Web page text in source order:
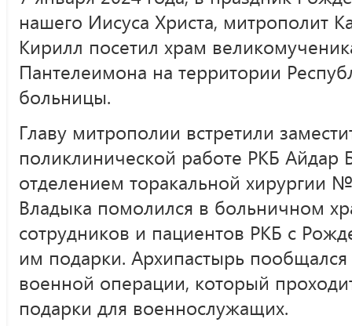
нашего Иисуса Христа, митрополит
Кирилл посетил храм
Пантелеимона на территории
больницы.
Главу митрополии встретили
поликлинической работе РКБ Айдар
отделением торакальной хирургии
Владыка помолился в больничном
сотрудников и пациентов РКБ с
им подарки. Архипастырь
военной операции, который
подарки для военнослужащих.